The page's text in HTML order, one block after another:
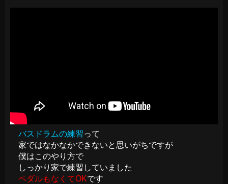
バスドラムの練習って
家ではなかなかできないと思いがちですが
僕はこのやり方で
しっかり家で練習していました
ペダルもなくてOKです